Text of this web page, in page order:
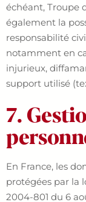
échéant, Troupe
également la
responsabilité
notamment en
injurieux,
support utilisé
7.
En France, les
protégées par la
2004-801 du 6